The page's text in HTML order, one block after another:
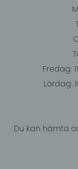
Fredag:
Lördag:
Du kan hämta